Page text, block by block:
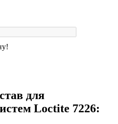
для
Loctite 7226: